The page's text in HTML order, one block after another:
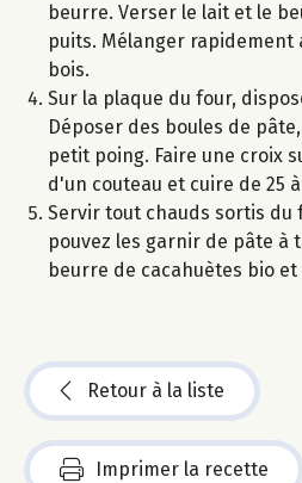
beurre. Verser le lait et le
puits. Mélanger rapidement
bois.
Sur la plaque du four,
Déposer des boules de
petit poing. Faire une croix
d'un couteau et cuire de 25
Servir tout chauds sortis du
pouvez les garnir de pâte à
beurre de cacahuètes bio
Retour à la liste
Imprimer la recette